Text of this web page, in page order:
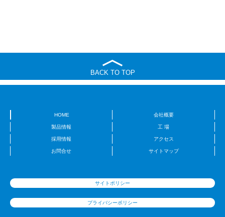
BACK TO TOP
HOME 会社概要
製品情報 工 場
採用情報 アクセス
お問合せ サイトマップ
サイトポリシー
プライバシーポリシー